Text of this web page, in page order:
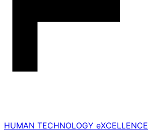
HUMAN TECHNOLOGY eXCELLENCE